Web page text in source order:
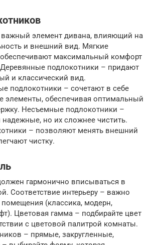
элемент дивана, влияющий на
и внешний вид. Мягкие
максимальный комфорт
подлокотники – придают
и классический вид.
подлокотники – сочетают в себе
элементы, обеспечивая оптимальный
Несъемные подлокотники –
но их сложнее чистить.
– позволяют менять внешний
чистку.
гармонично вписываться в
Соответствие интерьеру – важно
помещения (классика, модерн,
Цветовая гамма – подбирайте цвет
с цветовой палитрой комнаты.
– прямые, закругленные,